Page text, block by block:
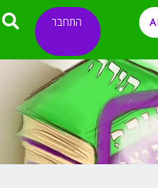
התחבר